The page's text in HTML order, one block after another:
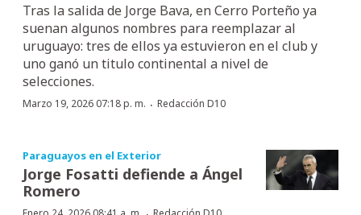
Tras la salida de Jorge Bava, en Cerro Porteño ya
suenan algunos nombres para reemplazar al
uruguayo: tres de ellos ya estuvieron en el club y
uno ganó un titulo continental a nivel de
selecciones.
Marzo 19, 2026 07:18 p. m. · Redacción D10
Paraguayos en el Exterior
Jorge Fosatti defiende a Ángel
Romero